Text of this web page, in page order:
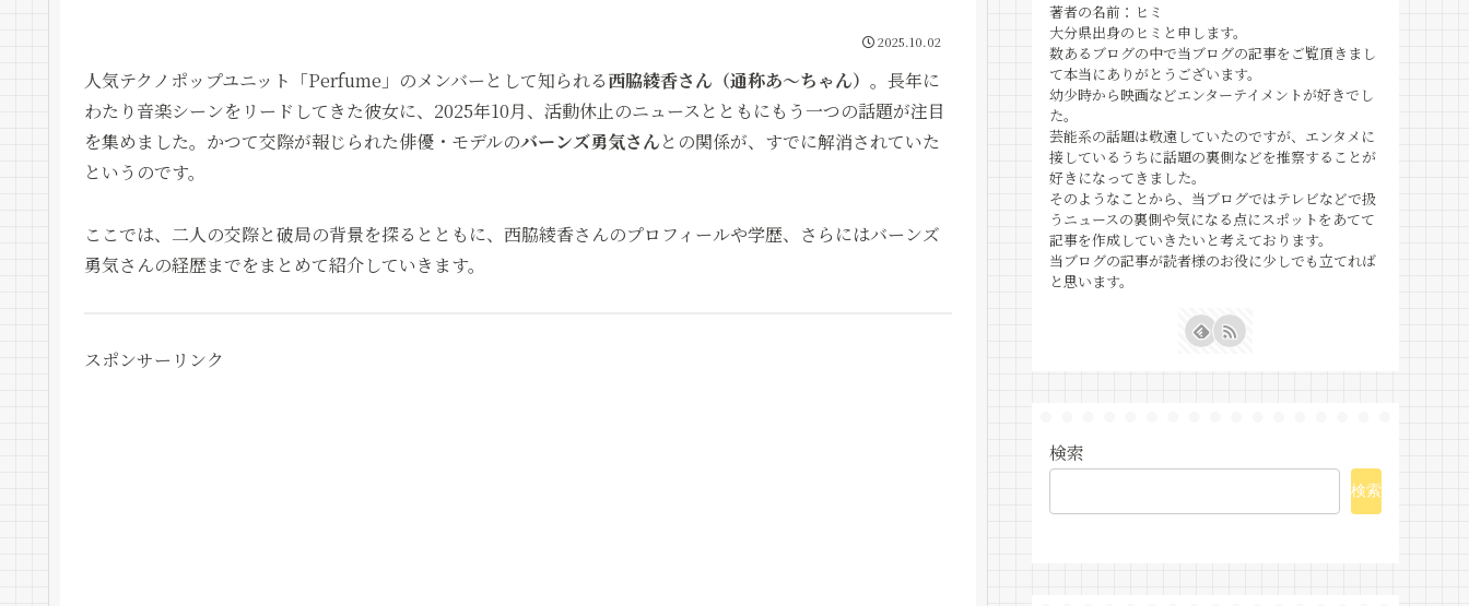
2025.10.02
人気テクノポップユニット「Perfume」のメンバーとして知られる西脇綾香さん（通称あ～ちゃん） 。長年に
わたり音楽シーンをリードしてきた彼女に、2025年10月、活動休止のニュースとともにもう一つの話題が注目
を集めました。かつて交際が報じられた俳優・モデルのバーンズ勇気さんとの関係が、すでに解消されていた
というのです。
ここでは、二人の交際と破局の背景を探るとともに、西脇綾香さんのプロフィールや学歴、さらにはバーンズ
勇気さんの経歴までをまとめて紹介していきます。
スポンサーリンク
著者の名前：ヒミ
大分県出身のヒミと申します。
数あるブログの中で当ブログの記事をご覧頂きまし
て本当にありがとうございます。
幼少時から映画などエンターテイメントが好きでし
た。
芸能系の話題は敬遠していたのですが、エンタメに
接しているうちに話題の裏側などを推察することが
好きになってきました。
そのようなことから、当ブログではテレビなどで扱
うニュースの裏側や気になる点にスポットをあてて
記事を作成していきたいと考えております。
当ブログの記事が読者様のお役に少しでも立てれば
と思います。
検索
検索